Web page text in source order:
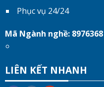
Phục vụ 24/24
Mã Ngành nghề: 8976368
LIÊN KẾT NHANH